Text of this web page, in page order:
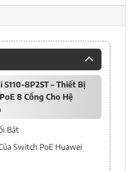
8P2ST – Thiết Bị
8 Cổng Cho Hệ
Bật
Switch PoE Huawei